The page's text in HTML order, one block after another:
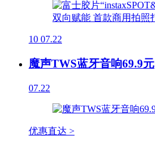
10 07.22
魔声TWS蓝牙音响69.9元
07.22
优惠直达 >